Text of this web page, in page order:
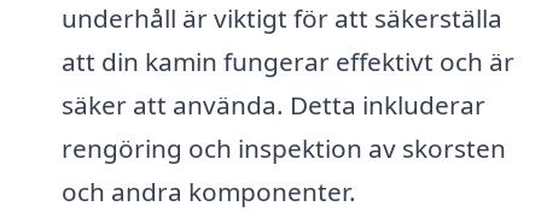
underhåll är viktigt för att säkerställa
att din kamin fungerar effektivt och är
säker att använda. Detta inkluderar
rengöring och inspektion av skorsten
och andra komponenter.